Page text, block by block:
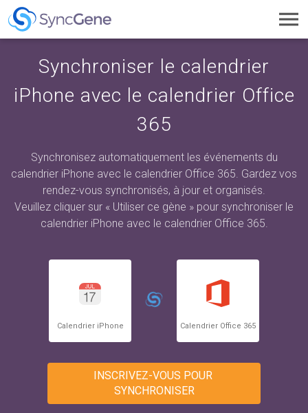
Synchroniser le calendrier
iPhone avec le calendrier Office
365
Synchronisez automatiquement les événements du
calendrier iPhone avec le calendrier Office 365. Gardez vos
rendez-vous synchronisés, à jour et organisés.
Veuillez cliquer sur « Utiliser ce gène » pour synchroniser le
calendrier iPhone avec le calendrier Office 365.
Calendrier iPhone Calendrier Office 365
INSCRIVEZ-VOUS POUR
SYNCHRONISER